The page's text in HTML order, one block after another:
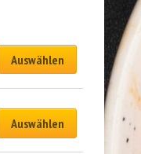
Auswählen
Auswählen